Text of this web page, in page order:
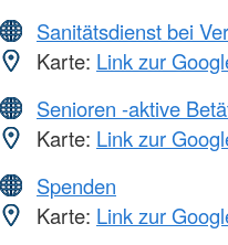
Sanitätsdienst bei
Karte: Link zur
Senioren -aktive
Karte: Link zur
Spenden
Karte: Link zur